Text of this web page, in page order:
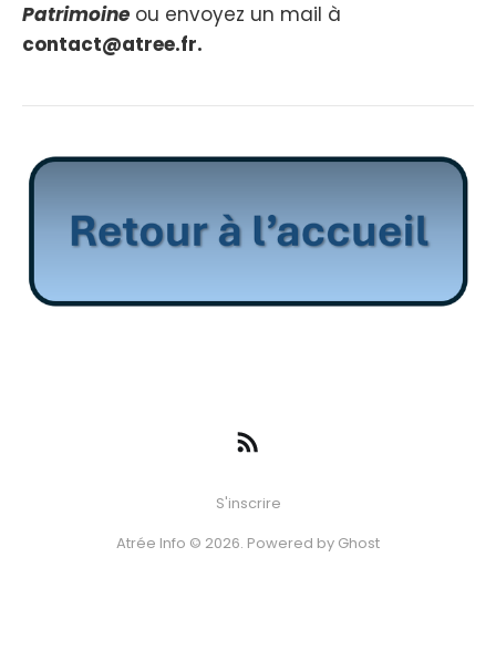
Patrimoine ou envoyez un mail à
contact@atree.fr.
S'inscrire
Atrée Info © 2026. Powered by Ghost